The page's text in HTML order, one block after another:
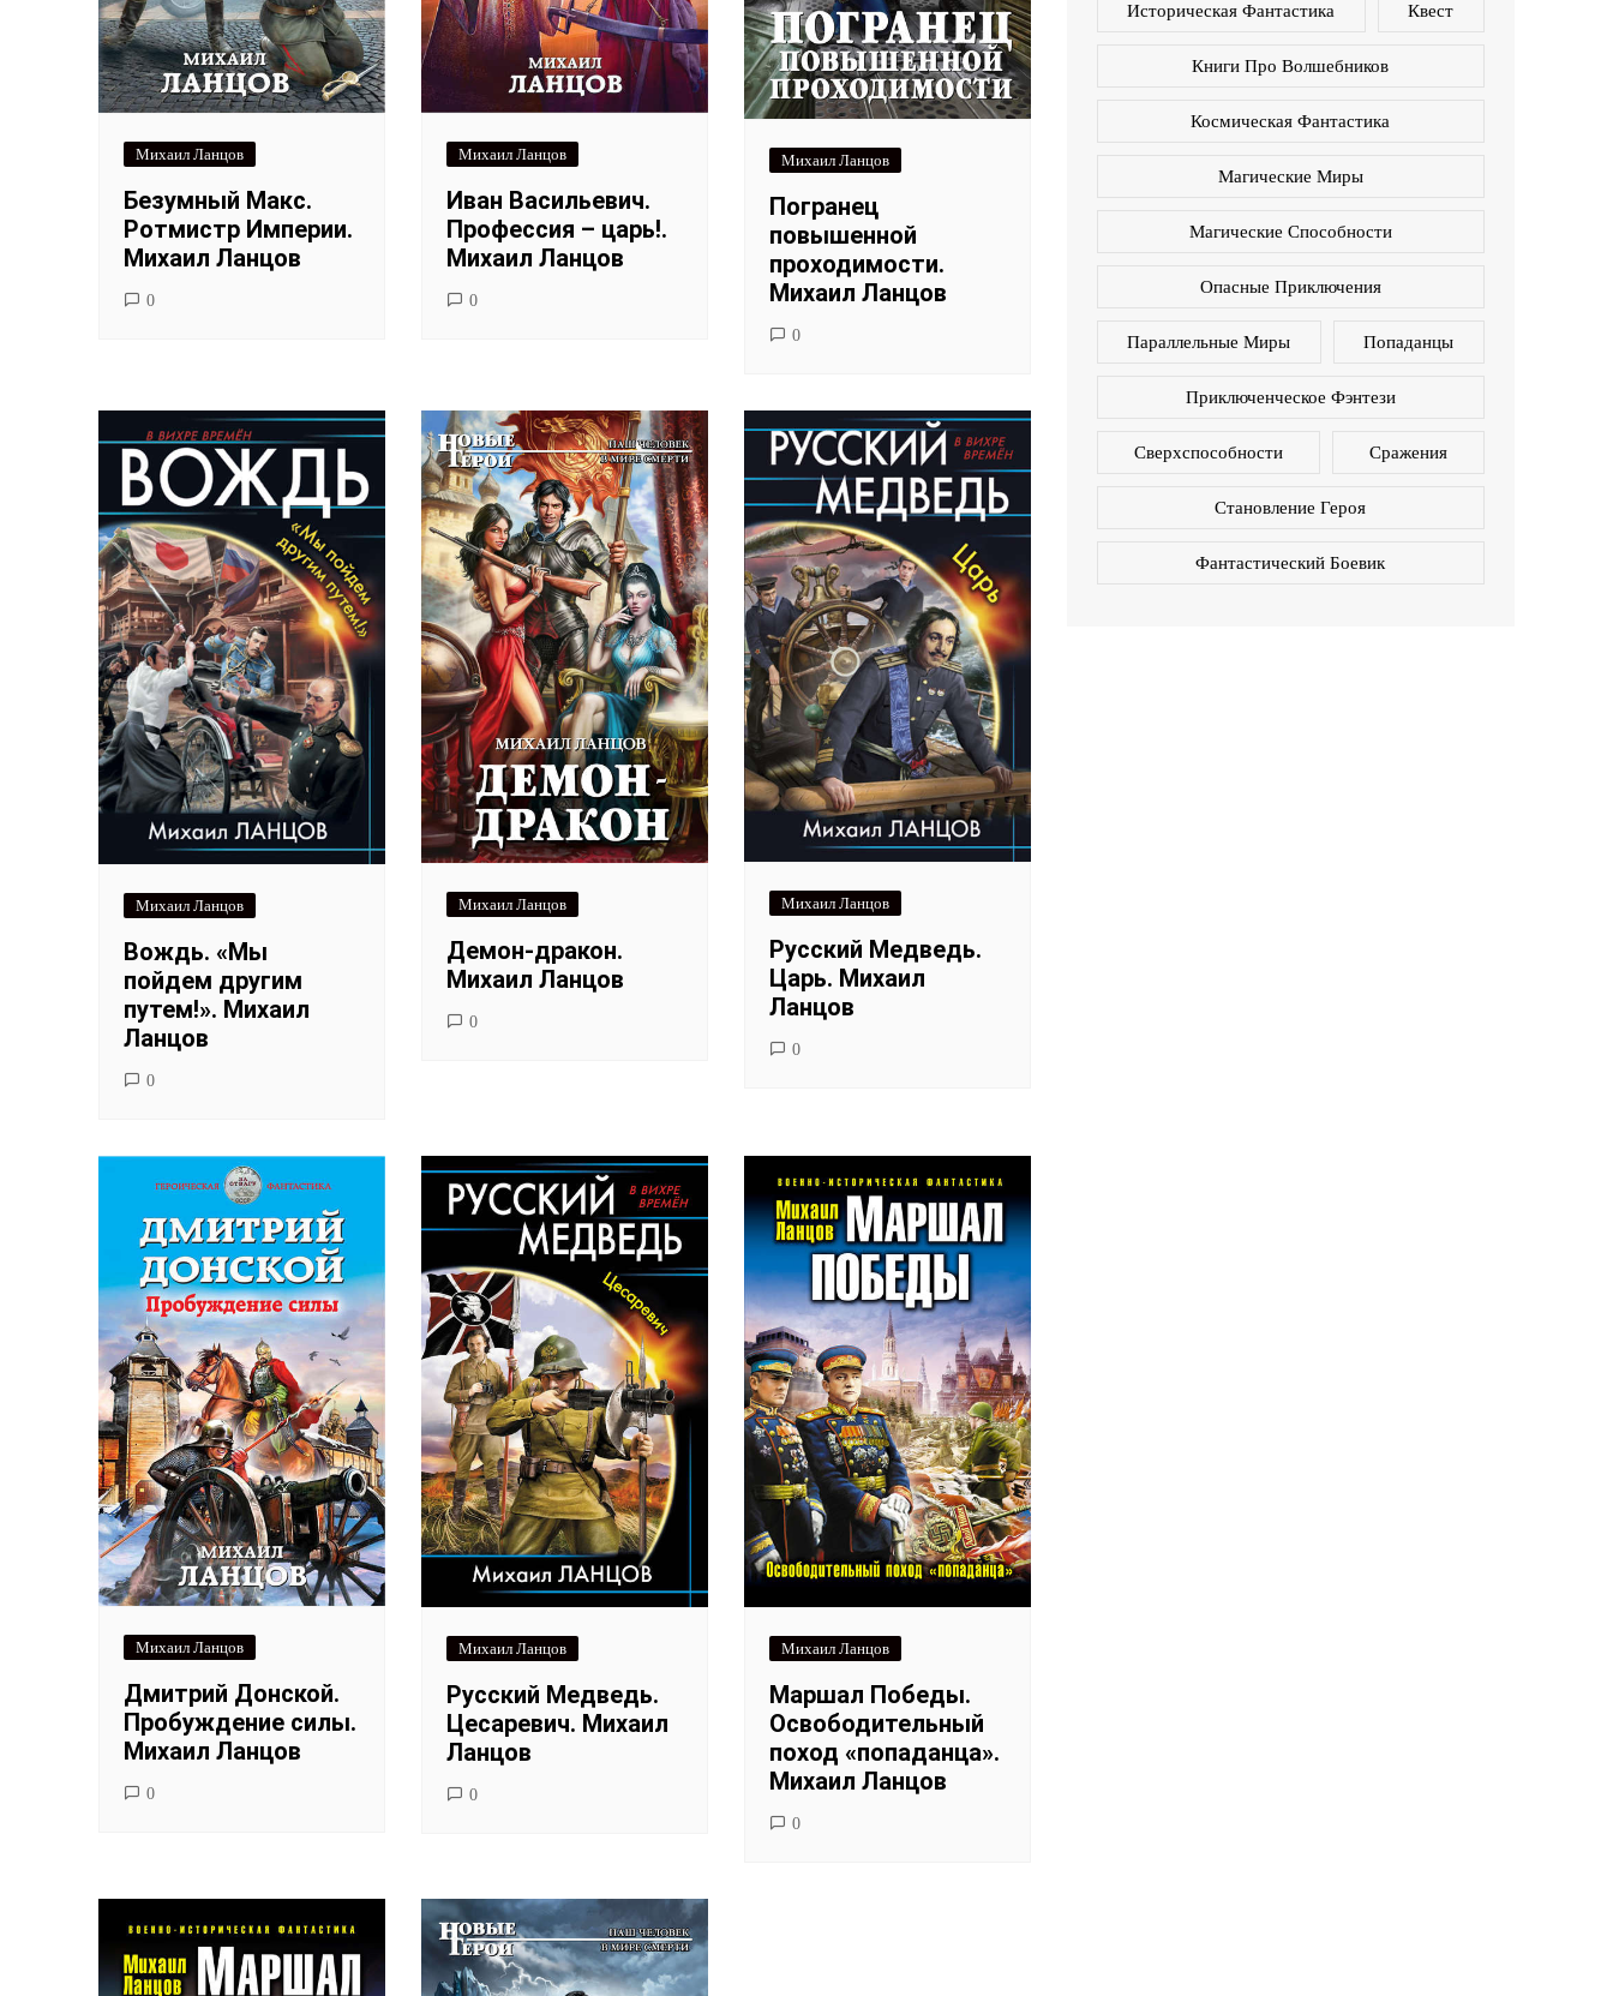
Михаил Ланцов
Безумный Макс.
Ротмистр Империи.
Михаил Ланцов
0
Михаил Ланцов
Иван Васильевич.
Профессия – царь!.
Михаил Ланцов
0
Михаил Ланцов
Погранец
повышенной
проходимости.
Михаил Ланцов
0
Михаил Ланцов
Вождь. «Мы
пойдем другим
путем!». Михаил
Ланцов
0
Михаил Ланцов
Демон-дракон.
Михаил Ланцов
0
Михаил Ланцов
Русский Медведь.
Царь. Михаил
Ланцов
0
Михаил Ланцов
Дмитрий Донской.
Пробуждение силы.
Михаил Ланцов
0
Михаил Ланцов
Русский Медведь.
Цесаревич. Михаил
Ланцов
0
Михаил Ланцов
Маршал Победы.
Освободительный
поход «попаданца».
Михаил Ланцов
0
Историческая Фантастика Квест
Книги Про Волшебников
Космическая Фантастика
Магические Миры
Магические Способности
Опасные Приключения
Параллельные Миры Попаданцы
Приключенческое Фэнтези
Сверхспособности Сражения
Становление Героя
Фантастический Боевик